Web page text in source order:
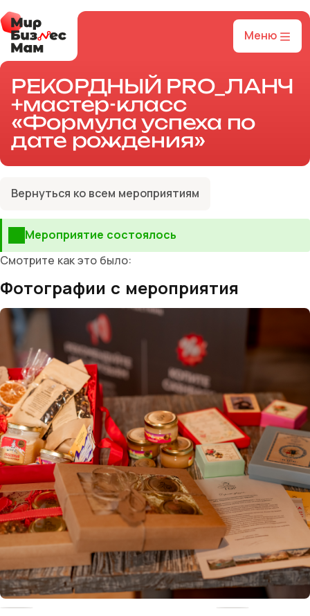
Меню
РЕКОРДНЫЙ PRO_ЛАНЧ
+мастер-класс
«Формула успеха по
дате рождения»
Вернуться ко всем мероприятиям
Мероприятие состоялось
Смотрите как это было:
Фотографии с мероприятия